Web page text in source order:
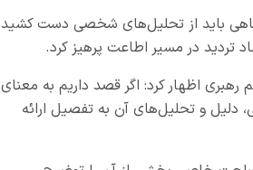
گاهی باید از تحلیل‌های شخصی دست کشید
تردید در مسیر اطاعت پرهیز کرد.
اظهار کرد: اگر قصد داریم به معنای
دلیل و تحلیل‌های آن به تفصیل ارائه